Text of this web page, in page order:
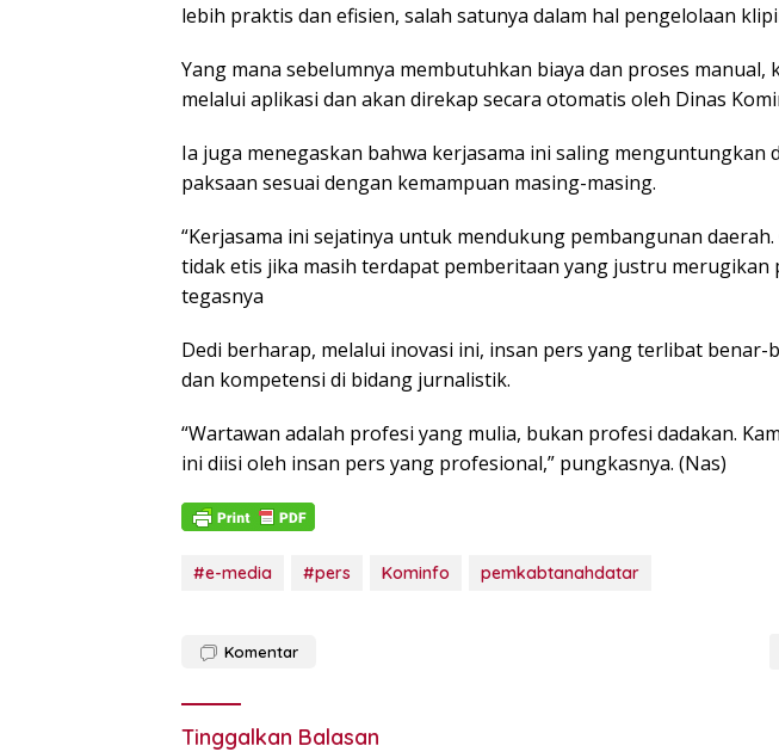
lebih praktis dan efisien, salah satunya dalam hal pengelolaan
Yang mana sebelumnya membutuhkan biaya dan proses manual,
melalui aplikasi dan akan direkap secara otomatis oleh Dinas
Ia juga menegaskan bahwa kerjasama ini saling menguntungkan
paksaan sesuai dengan kemampuan masing-masing.
“Kerjasama ini sejatinya untuk mendukung pembangunan
tidak etis jika masih terdapat pemberitaan yang justru merugikan
tegasnya
Dedi berharap, melalui inovasi ini, insan pers yang terlibat
dan kompetensi di bidang jurnalistik.
“Wartawan adalah profesi yang mulia, bukan profesi dadakan.
ini diisi oleh insan pers yang profesional,” pungkasnya. (Nas)
#e-media #pers Kominfo pemkabtanahdatar
Komentar
Tinggalkan Balasan